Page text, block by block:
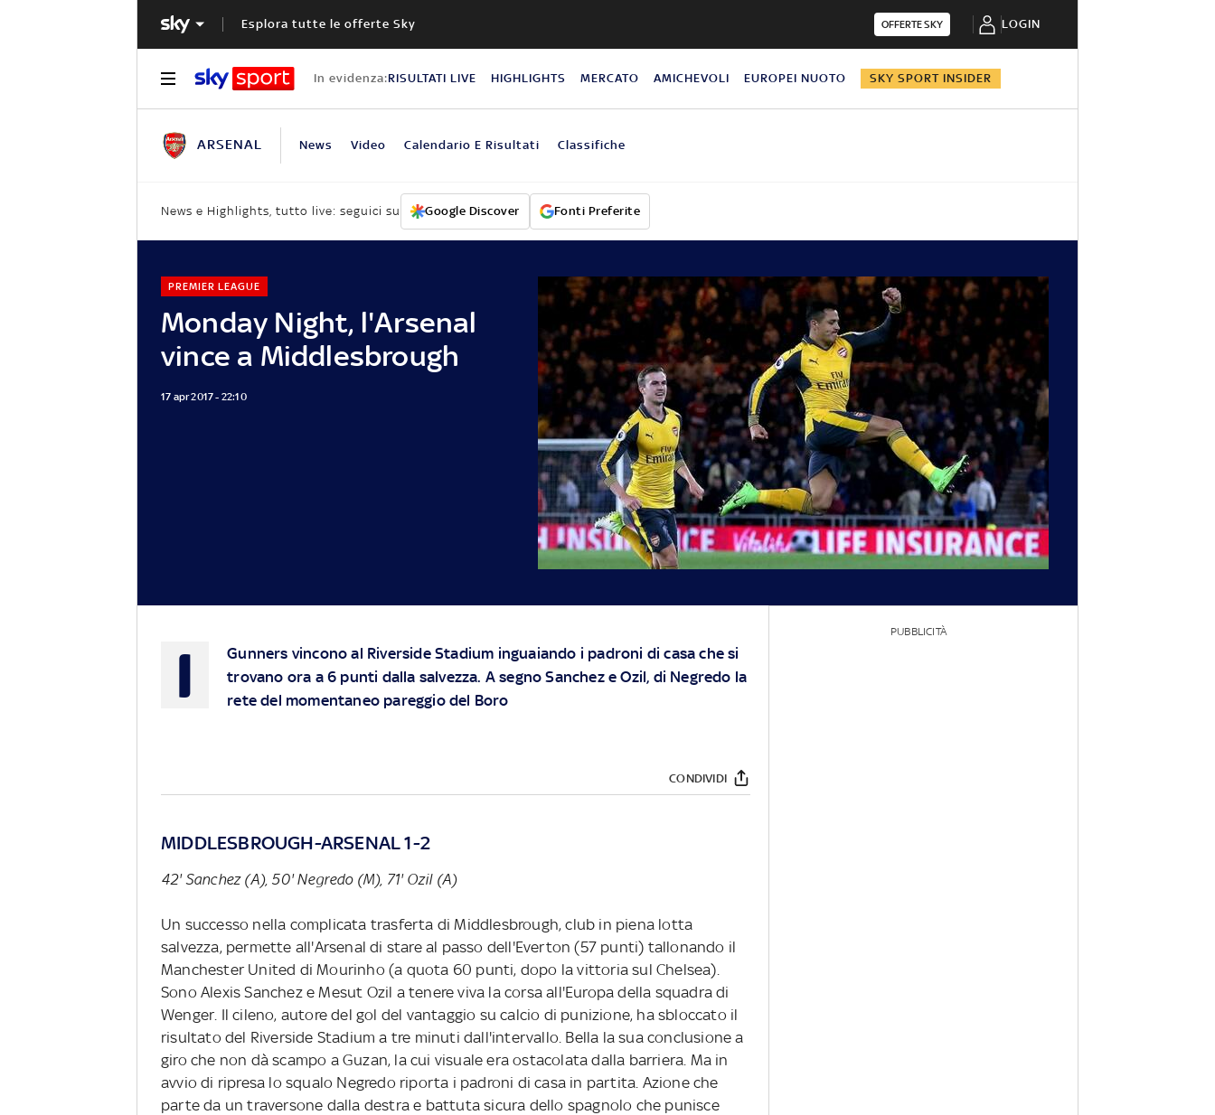
Esplora tutte le offerte Sky OFFERTE SKY LOGIN
In evidenza:RISULTATI LIVE HIGHLIGHTS MERCATO AMICHEVOLI EUROPEI NUOTO SKY SPORT INSIDER
ARSENAL News Video Calendario E Risultati Classifiche
News e Highlights, tutto live: seguici su Google Discover Fonti Preferite
Monday Night, l'Arsenal
vince a Middlesbrough
PREMIER LEAGUE
17 apr 2017 - 22:10
I
Gunners vincono al Riverside Stadium inguaiando i padroni di casa che si
trovano ora a 6 punti dalla salvezza. A segno Sanchez e Ozil, di Negredo la
rete del momentaneo pareggio del Boro
CONDIVIDI
MIDDLESBROUGH-ARSENAL 1-2
42' Sanchez (A), 50' Negredo (M), 71' Ozil (A)
Un successo nella complicata trasferta di Middlesbrough, club in piena lotta
salvezza, permette all'Arsenal di stare al passo dell'Everton (57 punti) tallonando il
Manchester United di Mourinho (a quota 60 punti, dopo la vittoria sul Chelsea).
Sono Alexis Sanchez e Mesut Ozil a tenere viva la corsa all'Europa della squadra di
Wenger. Il cileno, autore del gol del vantaggio su calcio di punizione, ha sbloccato il
risultato del Riverside Stadium a tre minuti dall'intervallo. Bella la sua conclusione a
giro che non dà scampo a Guzan, la cui visuale era ostacolata dalla barriera. Ma in
avvio di ripresa lo squalo Negredo riporta i padroni di casa in partita. Azione che
parte da un traversone dalla destra e battuta sicura dello spagnolo che punisce
PUBBLICITÀ